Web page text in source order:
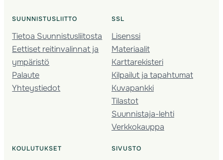
SUUNNISTUSLIITTO
Tietoa Suunnistusliitosta
Eettiset reitinvalinnat ja
ympäristö
Palaute
Yhteystiedot
SSL
Lisenssi
Materiaalit
Karttarekisteri
Kilpailut ja tapahtumat
Kuvapankki
Tilastot
Suunnistaja-lehti
Verkkokauppa
KOULUTUKSET SIVUSTO